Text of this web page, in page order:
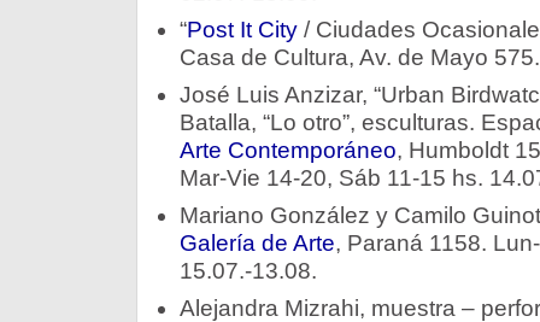
“Post It City/ Ciudades
Casa de Cultura, Av. de Mayo
José Luis Anzizar, “Urban
Batalla, “Lo otro”, esculturas.
Arte Contemporáneo, Humboldt
Mar-Vie 14-20, Sáb 11-15 hs.
Mariano González y Camilo
Galería de Arte, Paraná 1158.
15.07.-13.08.
Alejandra Mizrahi, muestra –